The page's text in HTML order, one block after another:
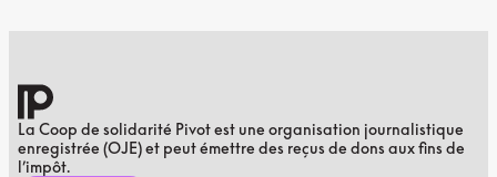
La Coop de solidarité Pivot est une organisation journalistique
enregistrée (OJE) et peut émettre des reçus de dons aux fins de
l’impôt.